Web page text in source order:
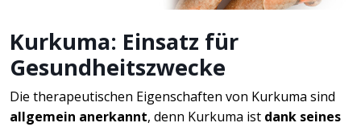
Kurkuma: Einsatz für
Gesundheitszwecke
Die therapeutischen Eigenschaften von Kurkuma sind
allgemein anerkannt, denn Kurkuma ist dank seines